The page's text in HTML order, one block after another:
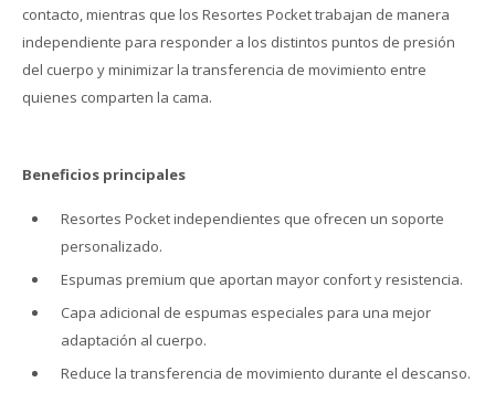
contacto, mientras que los Resortes Pocket trabajan de manera
independiente para responder a los distintos puntos de presión
del cuerpo y minimizar la transferencia de movimiento entre
quienes comparten la cama.
Beneficios principales
Resortes Pocket independientes que ofrecen un soporte
personalizado.
Espumas premium que aportan mayor confort y resistencia.
Capa adicional de espumas especiales para una mejor
adaptación al cuerpo.
Reduce la transferencia de movimiento durante el descanso.